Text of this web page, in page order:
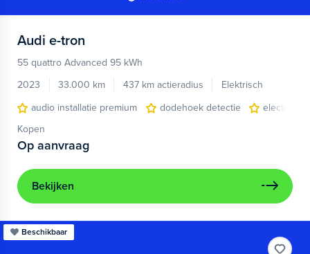
Audi e-tron
55 quattro Advanced 95 kWh
2023
33.000 km 437 km actieradius
Elektrisch
audio installatie premium
dodehoek detectie
electronic
Kopen
Op aanvraag
Bekijken
Beschikbaar